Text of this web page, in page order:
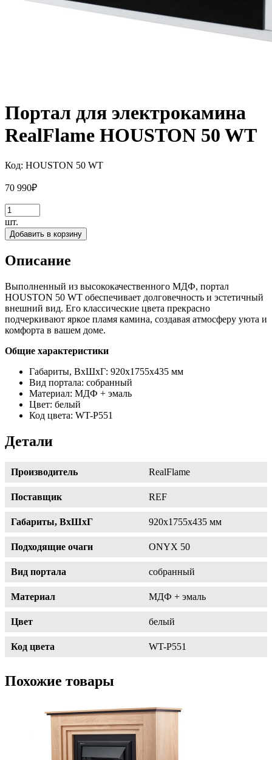
Портал для электрокамина
RealFlame HOUSTON 50 WT
Код: HOUSTON 50 WT
70 990₽
шт.
Добавить в корзину
Описание
Выполненный из высококачественного МДФ, портал
HOUSTON 50 WT обеспечивает долговечность и эстетичный
внешний вид. Его классические цвета прекрасно
подчеркивают яркое пламя камина, создавая атмосферу уюта и
комфорта в вашем доме.
Общие характеристики
Габариты, ВхШхГ: 920х1755х435 мм
Вид портала: собранный
Материал: МДФ + эмаль
Цвет: белый
Код цвета: WT-P551
Детали
Производитель RealFlame
Поставщик REF
Габариты, ВхШхГ 920х1755х435 мм
Подходящие очаги ONYX 50
Вид портала собранный
Материал МДФ + эмаль
Цвет белый
Код цвета WT-P551
Похожие товары